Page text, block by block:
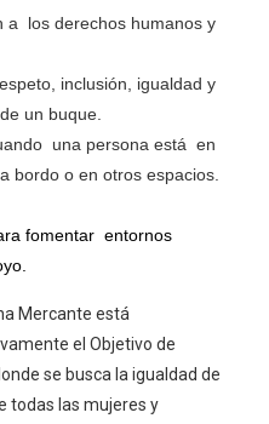
a los derechos humanos y
inclusión, igualdad y
un buque.
una persona está en
bordo o en otros espacios.
fomentar entornos
Mercante está
el Objetivo de
se busca la igualdad de
todas las mujeres y